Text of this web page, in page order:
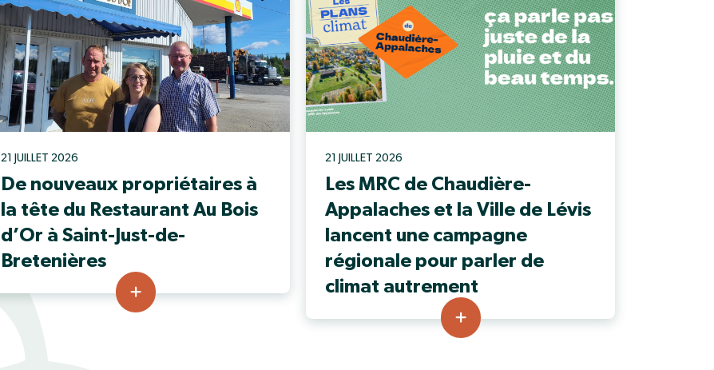
21 JUILLET 2026
De nouveaux propriétaires à
la tête du Restaurant Au Bois
d’Or à Saint-Just-de-
Bretenières
21 JUILLET 2026
Les MRC de Chaudière-
Appalaches et la Ville de Lévis
lancent une campagne
régionale pour parler de
climat autrement